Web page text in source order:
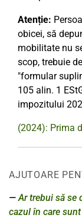
Atenție:
obicei, să
mobilitate nu
scop, trebuie
"formular
105 alin. 1
impozitului
(2024): Prima
AJUTOARE
Ar trebui să se
cazul în care